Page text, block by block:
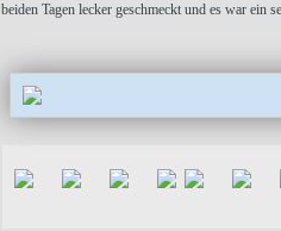
beiden Tagen lecker geschmeckt und es war ein